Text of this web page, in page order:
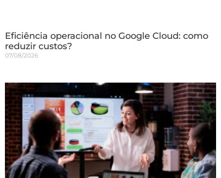
Eficiência operacional no Google Cloud: como
reduzir custos?
07/08/2026